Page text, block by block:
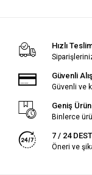
Hızlı
Güvenli
Güvenli ve
Geniş
Binlerce
7 / 24
Öneri ve